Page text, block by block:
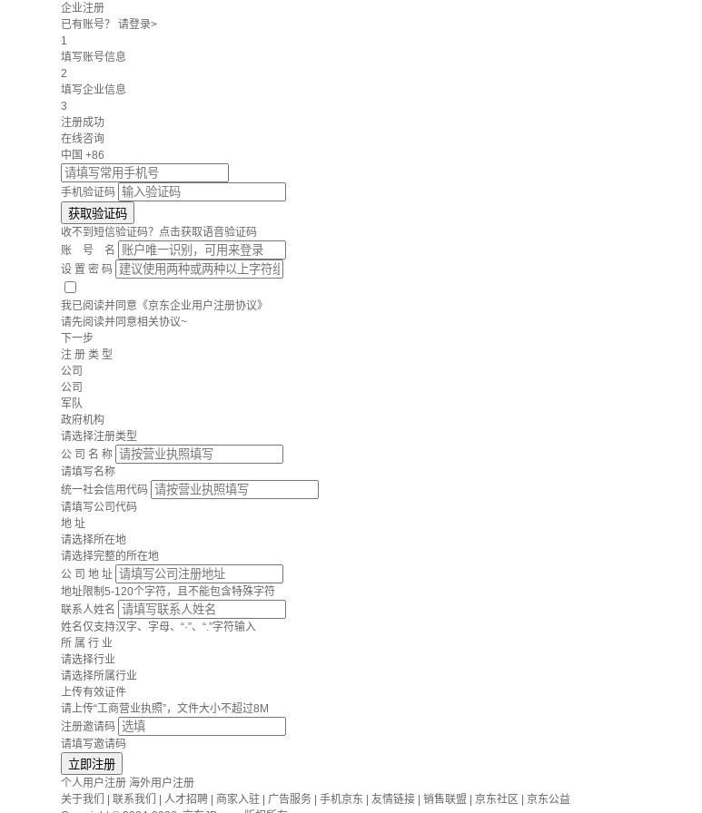
企业注册
已有账号？ 请登录>
1
填写账号信息
2
填写企业信息
3
注册成功
在线咨询
中国 +86
手机验证码
获取验证码
收不到短信验证码？点击获取语音验证码
账 号 名
设 置 密 码
我已阅读并同意 《京东企业用户注册协议》
请先阅读并同意相关协议~
下一步
注 册 类 型
公司
公司
军队
政府机构
请选择注册类型
公 司 名 称
请填写名称
统一社会信用代码
请填写公司代码
地 址
请选择所在地
请选择完整的所在地
公 司 地 址
地址限制5-120个字符，且不能包含特殊字符
联系人姓名
姓名仅支持汉字、字母、“·”、“.”字符输入
所 属 行 业
请选择行业
请选择所属行业
上传有效证件
请上传“工商营业执照”，文件大小不超过8M
注册邀请码
请填写邀请码
立即注册
个人用户注册 海外用户注册
关于我们
联系我们 人才招聘 商家入驻 广告服务 手机京东 友情链接 销售联盟 京东社区
京东公益